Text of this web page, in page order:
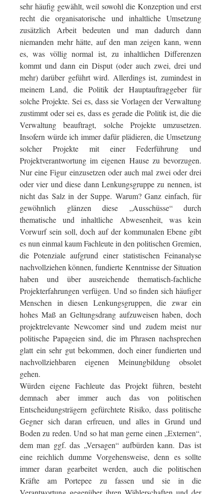
sehr häufig gewählt, weil sowohl die Konzeption und erst
recht die organisatorische und inhaltliche Umsetzung
zusätzlich Arbeit bedeuten und man dadurch dann
niemanden mehr hätte, auf den man zeigen kann, wenn
es, was völlig normal ist, zu inhaltlichen Differenzen
kommt und dann ein Disput (oder auch zwei, drei und
mehr) darüber geführt wird. Allerdings ist, zumindest in
meinem Land, die Politik der Hauptauftraggeber für
solche Projekte. Sei es, dass sie Vorlagen der Verwaltung
zustimmt oder sei es, dass es gerade die Politik ist, die die
Verwaltung beauftragt, solche Projekte umzusetzen.
Insofern würde ich immer dafür plädieren, die Umsetzung
solcher Projekte mit einer Federführung und
Projektverantwortung im eigenen Hause zu bevorzugen.
Nur eine Figur einzusetzen oder auch mal zwei oder drei
oder vier und diese dann Lenkungsgruppe zu nennen, ist
nicht das Salz in der Suppe. Warum? Ganz einfach, für
gewöhnlich glänzen diese „Ausschüsse“ durch
thematische und inhaltliche Abwesenheit, was kein
Vorwurf sein soll, doch auf der kommunalen Ebene gibt
es nun einmal kaum Fachleute in den politischen Gremien,
die Potenziale aufgrund einer statistischen Feinanalyse
nachvollziehen können, fundierte Kenntnisse der Situation
haben und über ausreichende thematisch-fachliche
Projekterfahrungen verfügen. Und so finden sich häufiger
Menschen in diesen Lenkungsgruppen, die zwar ein
hohes Maß an Geltungsdrang aufzuweisen haben, doch
projektrelevante Newcomer sind und zudem meist nur
politische Papageien sind, die im Phrasen nachsprechen
glatt ein sehr gut bekommen, doch einer fundierten und
nachvollziehbaren eigenen Meinungbildung obsolet
gehen.
Würden eigene Fachleute das Projekt führen, besteht
demnach aber immer auch das von politischen
Entscheidungsträgern gefürchtete Risiko, dass politische
Gegner sich daran erfreuen, und alles in Grund und
Boden zu reden. Und so hat man gerne einen „Externen“,
dem man ggf. das „Versagen“ aufbürden kann. Das ist
eine reichlich dumme Vorgehensweise, denn es sollte
immer daran gearbeitet werden, auch die politischen
Kräfte am Portepee zu fassen und sie in die